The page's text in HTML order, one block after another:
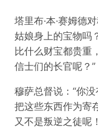
塔里布·本·赛姆德
姑娘身上的宝物吗
比什么财宝都贵重
信士们的长官呢？”
穆萨总督说：“你
把这些东西作为寄
又不是叛逆之徒呢